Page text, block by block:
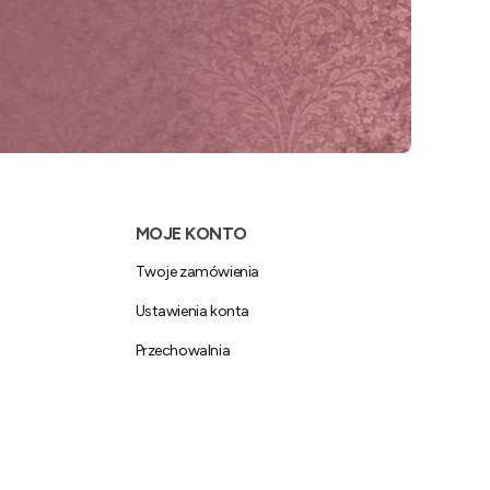
MOJE KONTO
Twoje zamówienia
Ustawienia konta
Przechowalnia